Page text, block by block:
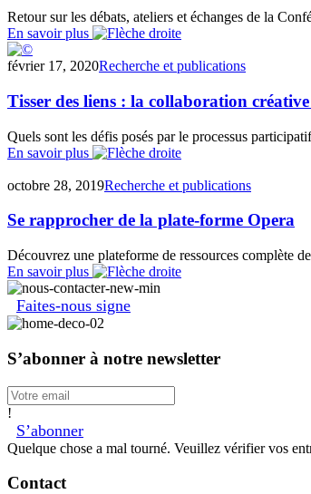
Retour sur les débats, ateliers et échanges de la
En savoir plus
février 17, 2020Recherche et publications
Tisser des liens : la collaboration
Quels sont les défis posés par le processus
En savoir plus
octobre 28, 2019Recherche et publications
Se rapprocher de la plate-forme Opera
Découvrez une plateforme de ressources complète
En savoir plus
Faites-nous signe
S’abonner à notre newsletter
!
S’abonner
Quelque chose a mal tourné. Veuillez vérifier vos
Contact